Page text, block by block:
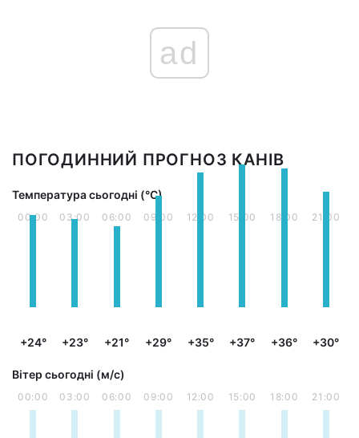
ad
ПОГОДИННИЙ ПРОГНОЗ КАНІВ
Температура сьогодні (°С)
00:00
+24°
03:00
+23°
06:00
+21°
09:00
+29°
12:00
+35°
15:00
+37°
18:00
+36°
21:00
+30°
Вітер сьогодні (м/с)
00:00 03:00 06:00 09:00 12:00 15:00 18:00 21:00